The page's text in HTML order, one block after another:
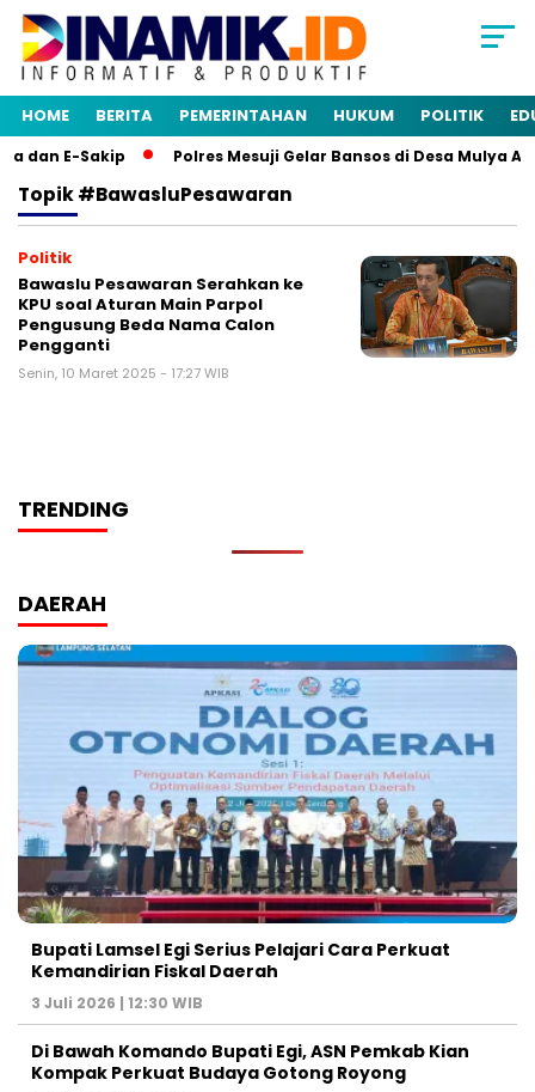
HOME BERITA PEMERINTAHAN HUKUM POLITIK
dan E-Sakip Polres Mesuji Gelar Bansos di Desa Mulya
Topik#BawasluPesawaran
Politik
Bawaslu Pesawaran Serahkan ke
KPU soal Aturan Main Parpol
Pengusung Beda Nama Calon
Pengganti
Senin, 10 Maret 2025 - 17:27 WIB
TRENDING
DAERAH
Bupati Lamsel Egi Serius Pelajari Cara Perkuat
Kemandirian Fiskal Daerah
3 Juli 2026 | 12:30 WIB
Di Bawah Komando Bupati Egi, ASN Pemkab Kian
Kompak Perkuat Budaya Gotong Royong